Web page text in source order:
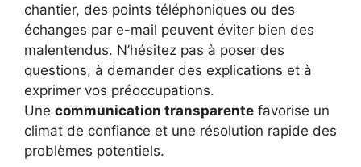
chantier, des points téléphoniques ou des
échanges par e-mail peuvent éviter bien des
malentendus. N’hésitez pas à poser des
questions, à demander des explications et à
exprimer vos préoccupations.
Une communication transparente favorise un
climat de confiance et une résolution rapide des
problèmes potentiels.